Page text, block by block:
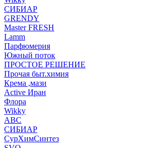
СИБИАР
GRENDY
Master FRESH
Lamm
Парфюмерия
Южный поток
ПРОСТОЕ РЕШЕНИЕ
Прочая быт.химия
Крема ,мази
Аctive Иран
Флора
Wikky
АВС
СИБИАР
СурХимСинтез